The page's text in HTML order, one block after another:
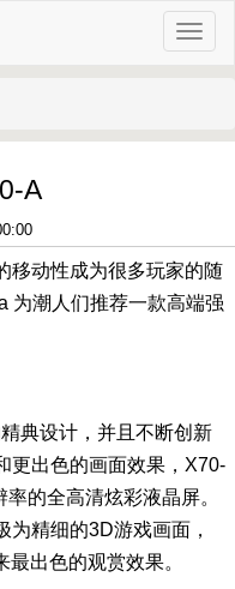
A
移动性成为很多玩家的随
为潮人们推荐一款高端强
典设计，并且不断创新
更出色的画面效果，X70-
率的全高清炫彩液晶屏。
为精细的3D游戏画面，
最出色的观赏效果。